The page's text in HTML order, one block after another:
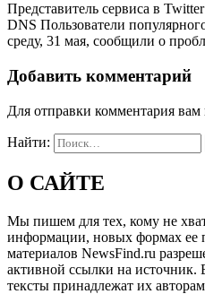
Представитель сервиса в
DNS Пользователи
среду, 31 мая, сообщили о
Добавить комментарий
Для отправки комментария вам
Найти:
О САЙТЕ
Мы пишем для тех, кому не
информации, новых формах ее
материалов NewsFind.ru
активной ссылки на источник.
тексты принадлежат их